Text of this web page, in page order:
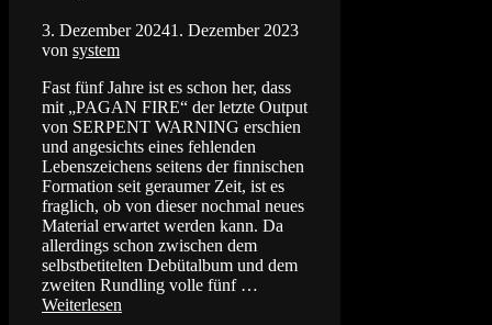
3. Dezember 20241. Dezember 2023
von system
Fast fünf Jahre ist es schon her, dass
mit „PAGAN FIRE“ der letzte Output
von SERPENT WARNING erschien
und angesichts eines fehlenden
Lebenszeichens seitens der finnischen
Formation seit geraumer Zeit, ist es
fraglich, ob von dieser nochmal neues
Material erwartet werden kann. Da
allerdings schon zwischen dem
selbstbetitelten Debütalbum und dem
zweiten Rundling volle fünf …
Weiterlesen